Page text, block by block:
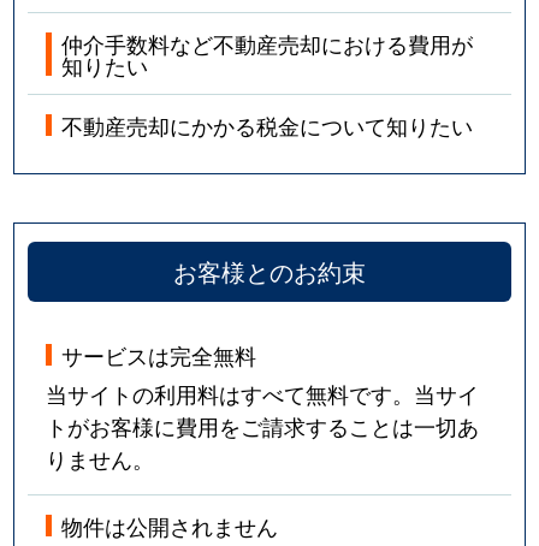
仲介手数料など不動産売却における費用が
知りたい
不動産売却にかかる税金について知りたい
お客様とのお約束
サービスは完全無料
当サイトの利用料はすべて無料です。当サイ
トがお客様に費用をご請求することは一切あ
りません。
物件は公開されません